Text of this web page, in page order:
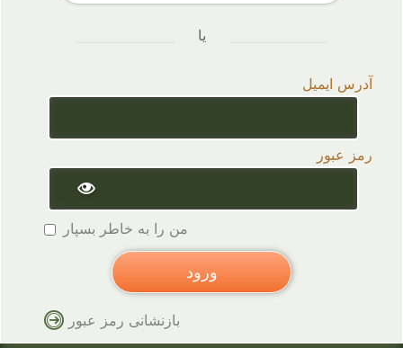
یا
آدرس ایمیل
رمز عبور
من را به خاطر بسپار
بازنشانی رمز عبور